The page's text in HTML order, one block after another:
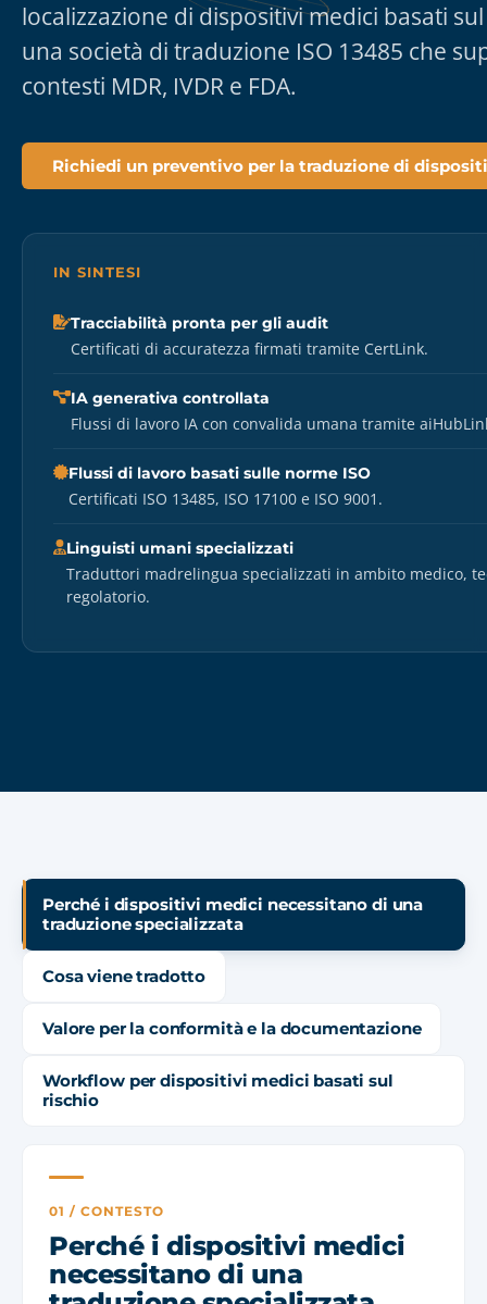
localizzazione di dispositivi medici basati
una società di traduzione ISO 13485 che
contesti MDR, IVDR e FDA.
Richiedi un preventivo per la traduzione di
IN SINTESI
Tracciabilità pronta per gli audit
Certificati di accuratezza firmati tramite CertLink.
IA generativa controllata
Flussi di lavoro IA con convalida umana tramite
Flussi di lavoro basati sulle norme ISO
Certificati ISO 13485, ISO 17100 e ISO 9001.
Linguisti umani specializzati
Traduttori madrelingua specializzati in ambito medico,
regolatorio.
Perché i dispositivi medici necessitano di una
traduzione specializzata
Cosa viene tradotto
Valore per la conformità e la documentazione
Workflow per dispositivi medici basati sul
rischio
01 / CONTESTO
Perché i dispositivi medici
necessitano di una